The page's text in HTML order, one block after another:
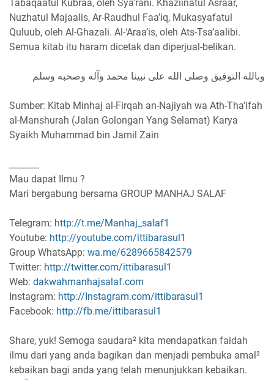
Tabaqaatul Kubraa, oleh Sya’rani. Khaziinatul Asraar,
Nuzhatul Majaalis, Ar-Raudhul Faa’iq, Mukasyafatul
Quluub, oleh Al-Ghazali. Al-‘Araa’is, oleh Ats-Tsa’aalibi.
Semua kitab itu haram dicetak dan diperjual-belikan.
وبالله التوفيق وصلى الله على نبينا محمد وآله وصحبه وسلم
Sumber: Kitab Minhaj al-Firqah an-Najiyah wa Ath-Tha’ifah
al-Manshurah (Jalan Golongan Yang Selamat) Karya
Syaikh Muhammad bin Jamil Zain
Mau dapat Ilmu ?
Mari bergabung bersama GROUP MANHAJ SALAF
Telegram: http://t.me/Manhaj_salaf1
Youtube: http://youtube.com/ittibarasul1
Group WhatsApp: wa.me/6289665842579
Twitter: http://twitter.com/ittibarasul1
Web: dakwahmanhajsalaf.com
Instagram: http://Instagram.com/ittibarasul1
Facebook: http://fb.me/ittibarasul1
Share, yuk! Semoga saudara² kita mendapatkan faidah
ilmu dari yang anda bagikan dan menjadi pembuka amal²
kebaikan bagi anda yang telah menunjukkan kebaikan.